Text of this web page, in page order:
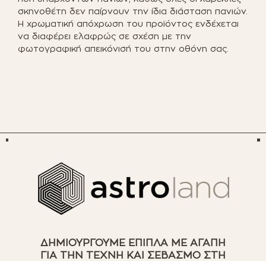
σκηνοθέτη δεν παίρνουν την ίδια διάσταση πανιών.
Η χρωματική απόχρωση του προϊόντος ενδέχεται
να διαφέρει ελαφρώς σε σχέση με την
φωτογραφική απεικόνισή του στην οθόνη σας.
ΔΗΜΙΟΥΡΓΟΥΜΕ ΕΠΙΠΛΑ ΜΕ ΑΓΑΠΗ
ΓΙΑ ΤΗΝ ΤΕΧΝΗ ΚΑΙ ΣΕΒΑΣΜΟ ΣΤΗ